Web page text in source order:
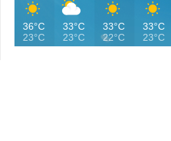
36°C
23°C
33°C
23°C
33°C
22°C
33°C
23°C